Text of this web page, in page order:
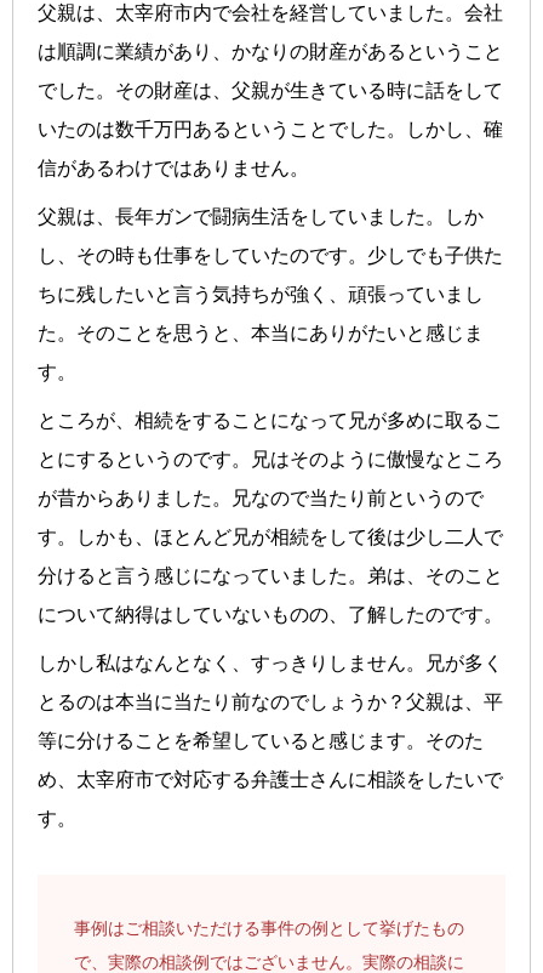
父親は、太宰府市内で会社を経営していました。会社
は順調に業績があり、かなりの財産があるということ
でした。その財産は、父親が生きている時に話をして
いたのは数千万円あるということでした。しかし、確
信があるわけではありません。
父親は、長年ガンで闘病生活をしていました。しか
し、その時も仕事をしていたのです。少しでも子供た
ちに残したいと言う気持ちが強く、頑張っていまし
た。そのことを思うと、本当にありがたいと感じま
す。
ところが、相続をすることになって兄が多めに取るこ
とにするというのです。兄はそのように傲慢なところ
が昔からありました。兄なので当たり前というので
す。しかも、ほとんど兄が相続をして後は少し二人で
分けると言う感じになっていました。弟は、そのこと
について納得はしていないものの、了解したのです。
しかし私はなんとなく、すっきりしません。兄が多く
とるのは本当に当たり前なのでしょうか？父親は、平
等に分けることを希望していると感じます。そのた
め、太宰府市で対応する弁護士さんに相談をしたいで
す。
事例はご相談いただける事件の例として挙げたもの
で、実際の相談例ではございません。実際の相談に